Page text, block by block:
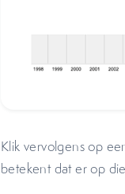
Klik vervolgens op
betekent dat er op